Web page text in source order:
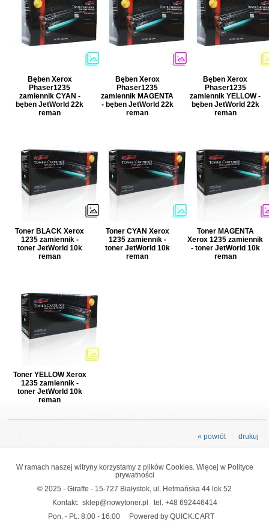
Bęben Xerox
Phaser1235
zamiennik CYAN -
bęben JetWorld 22k
reman
Bęben Xerox
Phaser1235
zamiennik MAGENTA
- bęben JetWorld 22k
reman
Bęben Xerox
Phaser1235
zamiennik YELLOW -
bęben JetWorld 22k
reman
Toner BLACK Xerox
1235 zamiennik -
toner JetWorld 10k
reman
Toner CYAN Xerox
1235 zamiennik -
toner JetWorld 10k
reman
Toner MAGENTA
Xerox 1235 zamiennik
- toner JetWorld 10k
reman
Toner YELLOW Xerox
1235 zamiennik -
toner JetWorld 10k
reman
drukuj
« powrót
W ramach naszej witryny korzystamy z plików Cookies. Więcej w Polityce
prywatności
© 2025 - Giraffe - 15-727 Białystok, ul. Hetmańska 44 lok 52
Kontakt: sklep@nowytoner.pl tel. +48 692446414
Pon. - Pt.: 8:00 - 16:00
Powered by QUICK.CART